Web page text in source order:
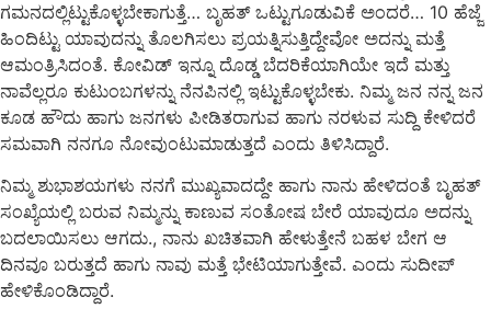
ಗಮನದಲ್ಲಿಟ್ಟುಕೊಳ್ಳಬೇಕಾಗುತ್ತೆ… ಬೃಹತ್ ಒಟ್ಟುಗೂಡುವಿಕೆ ಅಂದರೆ… 10 ಹೆಜ್ಜೆ
ಹಿಂದಿಟ್ಟು ಯಾವುದನ್ನು ತೊಲಗಿಸಲು ಪ್ರಯತ್ನಿಸುತ್ತಿದ್ದೇವೋ ಅದನ್ನು ಮತ್ತೆ
ಆಮಂತ್ರಿಸಿದಂತೆ. ಕೋವಿಡ್ ಇನ್ನೂ ದೊಡ್ಡ ಬೆದರಿಕೆಯಾಗಿಯೇ ಇದೆ ಮತ್ತು
ನಾವೆಲ್ಲರೂ ಕುಟುಂಬಗಳನ್ನು ನೆನಪಿನಲ್ಲಿ ಇಟ್ಟುಕೊಳ್ಳಬೇಕು. ನಿಮ್ಮ ಜನ ನನ್ನ ಜನ
ಕೂಡ ಹೌದು ಹಾಗು ಜನಗಳು ಪೀಡಿತರಾಗುವ ಹಾಗು ನರಳುವ ಸುದ್ದಿ ಕೇಳಿದರೆ
ಸಮವಾಗಿ ನನಗೂ ನೋವುಂಟುಮಾಡುತ್ತದೆ ಎಂದು ತಿಳಿಸಿದ್ದಾರೆ.
ನಿಮ್ಮ ಶುಭಾಶಯಗಳು ನನಗೆ ಮುಖ್ಯವಾದದ್ದೇ ಹಾಗು ನಾನು ಹೇಳಿದಂತೆ ಬೃಹತ್
ಸಂಖ್ಯೆಯಲ್ಲಿ ಬರುವ ನಿಮ್ಮನ್ನು ಕಾಣುವ ಸಂತೋಷ ಬೇರೆ ಯಾವುದೂ ಅದನ್ನು
ಬದಲಾಯಿಸಲು ಆಗದು., ನಾನು ಖಚಿತವಾಗಿ ಹೇಳುತ್ತೇನೆ ಬಹಳ ಬೇಗ ಆ
ದಿನವೂ ಬರುತ್ತದೆ ಹಾಗು ನಾವು ಮತ್ತೆ ಭೇಟಿಯಾಗುತ್ತೇವೆ. ಎಂದು ಸುದೀಪ್
ಹೇಳಿಕೊಂಡಿದ್ದಾರೆ.